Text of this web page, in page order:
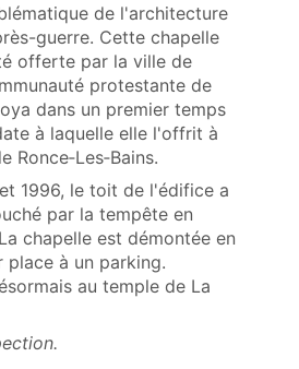
de l'architecture
guerre. Cette chapelle
offerte par la ville de
protestante de
dans un premier temps
à laquelle elle l'offrit à
Ronce‑Les‑Bains.
1996, le toit de l'édifice a
par la tempête en
chapelle est démontée en
place à un parking.
au temple de La